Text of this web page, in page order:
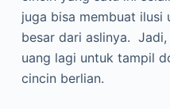
juga bisa membuat ilusi
besar dari aslinya.
uang lagi untuk tampil
cincin berlian.